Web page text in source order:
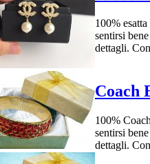
100%
sentirsi
dettagli.
Coach
100%
sentirsi
dettagli.